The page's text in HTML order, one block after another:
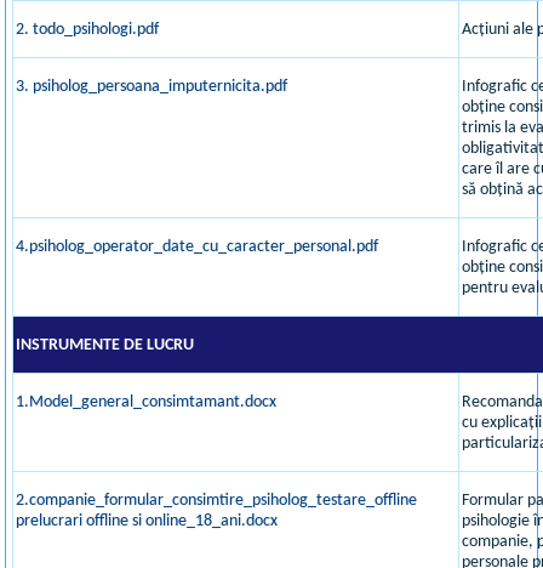
2. todo_psihologi.pdf Acțiuni ale
3. psiholog_persoana_imputernicita.pdf
Infografic
obține
trimis la
care îl are
să obțină
4.psiholog_operator_date_cu_caracter_personal.pdf
Infografic
obține
pentru
INSTRUMENTE DE LUCRU
1.Model_general_consimtamant.docx
cu
2.companie_formular_consimtire_psiholog_testare_offline
prelucrari offline si online_18_ani.docx
Formular
psihologie
companie,
personale